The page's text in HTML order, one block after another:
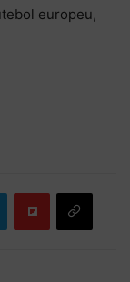
europeu,